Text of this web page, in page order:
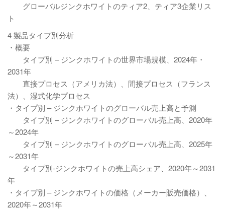
グローバルジンクホワイトのティア2、ティア3企業リス
ト
4 製品タイプ別分析
・概要
タイプ別 – ジンクホワイトの世界市場規模、2024年・
2031年
直接プロセス（アメリカ法）、間接プロセス（フランス
法）、湿式化学プロセス
・タイプ別 – ジンクホワイトのグローバル売上高と予測
タイプ別 – ジンクホワイトのグローバル売上高、2020年
～2024年
タイプ別 – ジンクホワイトのグローバル売上高、2025年
～2031年
タイプ別-ジンクホワイトの売上高シェア、2020年～2031
年
・タイプ別 – ジンクホワイトの価格（メーカー販売価格）、
2020年～2031年